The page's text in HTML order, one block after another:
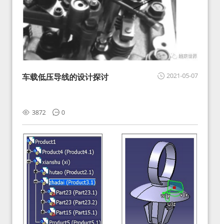
2021-05-07
车载低压导线的设计探讨
3872 0